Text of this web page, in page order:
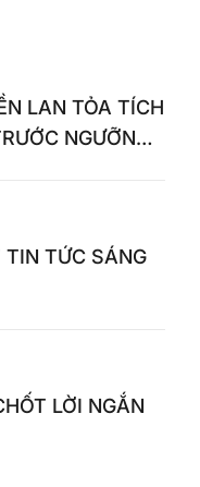
LAN TỎA TÍCH
NGƯỠNG
TỨC SÁNG
LỜI NGẮN